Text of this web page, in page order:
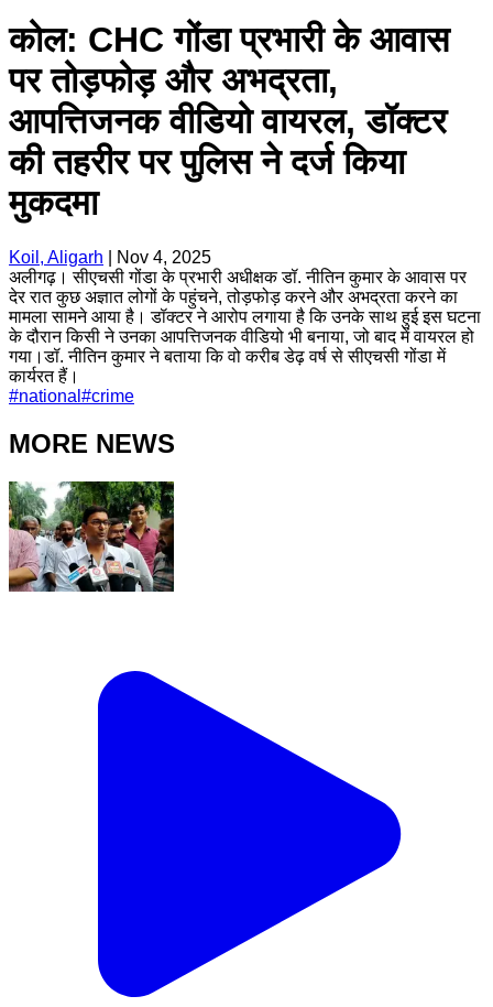
कोल: CHC गोंडा प्रभारी के आवास
पर तोड़फोड़ और अभद्रता,
आपत्तिजनक वीडियो वायरल, डॉक्टर
की तहरीर पर पुलिस ने दर्ज किया
मुकदमा
Koil, Aligarh
Nov 4, 2025
अलीगढ़। सीएचसी गोंडा के प्रभारी अधीक्षक डॉ. नीतिन कुमार के आवास पर
देर रात कुछ अज्ञात लोगों के पहुंचने, तोड़फोड़ करने और अभद्रता करने का
मामला सामने आया है। डॉक्टर ने आरोप लगाया है कि उनके साथ हुई इस घटना
के दौरान किसी ने उनका आपत्तिजनक वीडियो भी बनाया, जो बाद में वायरल हो
गया।डॉ. नीतिन कुमार ने बताया कि वो करीब डेढ़ वर्ष से सीएचसी गोंडा में
कार्यरत हैं।
#national #crime
MORE NEWS